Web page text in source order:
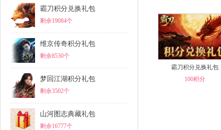
霸刀积分兑换礼包
剩余19084个
维京传奇积分礼包
剩余8530个
梦回江湖积分礼包
剩余3502个
山河图志典藏礼包
剩余16777个
霸刀积分兑换礼包
100积分